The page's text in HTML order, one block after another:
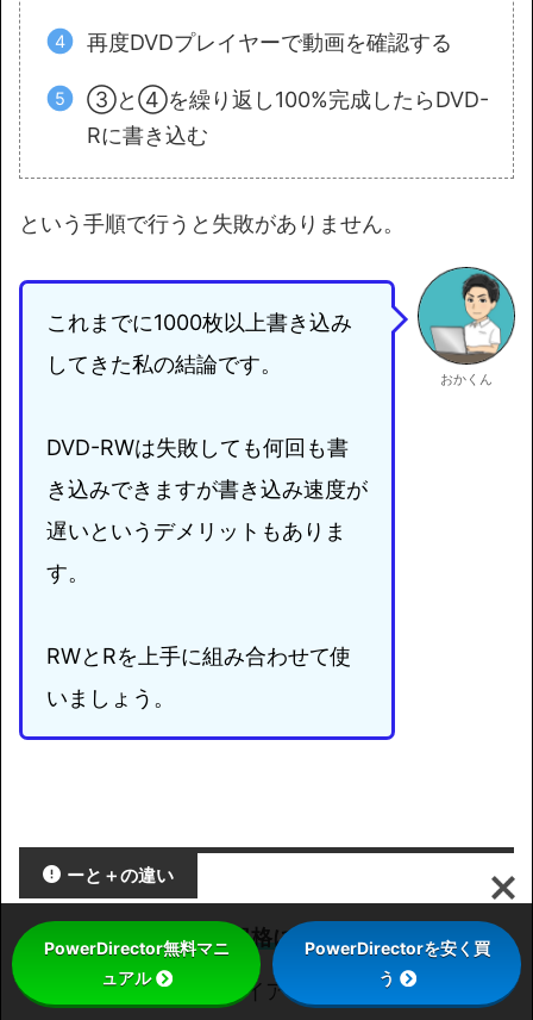
再度DVDプレイヤーで動画を確認する
③と④を繰り返し100%完成したらDVD-
Rに書き込む
という手順で行うと失敗がありません。
これまでに1000枚以上書き込み
してきた私の結論です。
DVD-RWは失敗しても何回も書
き込みできますが書き込み速度が
遅いというデメリットもありま
す。
RWとRを上手に組み合わせて使
いましょう。
おかくん
ーと＋の違い
ーと＋はメーカーの 規格による違い です。
＋は【DVD＋RWアライアンス】という団体が
PowerDirector無料マニ
ュアル
PowerDirectorを安く買
う